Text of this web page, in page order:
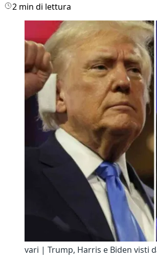
2 min di lettura
vari | Trump, Harris e Biden visti